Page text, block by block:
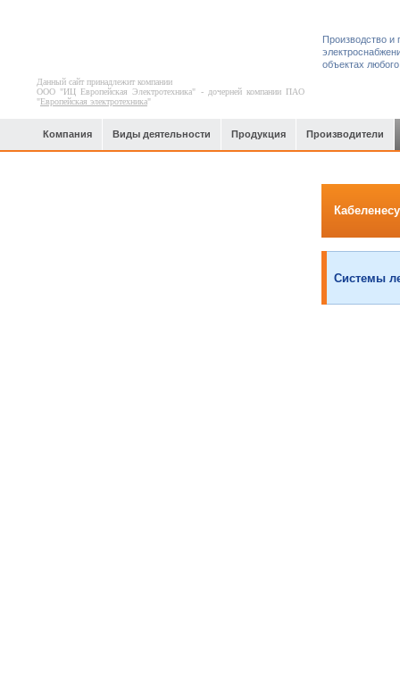
Данный сайт принадлежит компании
ООО "ИЦ Европейская Электротехника" - дочерней компании ПАО
"Европейская электротехника"
Производство и
объектах
Компания Виды деятельности Продукция Производители
Системы